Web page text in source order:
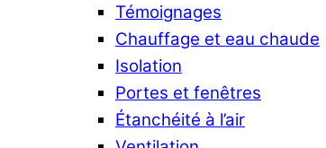
Témoignages
Chauffage et eau chaude
Isolation
Portes et fenêtres
Étanchéité à l’air